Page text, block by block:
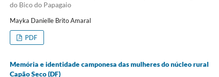
do Bico do Papagaio
Mayka Danielle Brito Amaral
PDF
Memória e identidade camponesa das mulheres do núcleo rural
Capão Seco (DF)